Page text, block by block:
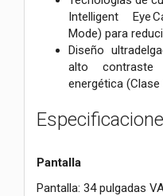
Intelligent Eye
Mode) para
Diseño
alto
energética (Clase
Pantalla
Pantalla: 34 pulgadas